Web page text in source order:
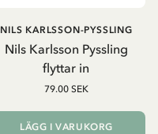
Nils Karlsson Pyssling
flyttar in
NILS KARLSSON-PYSSLING
79.00 SEK
LÄGG I VARUKORG